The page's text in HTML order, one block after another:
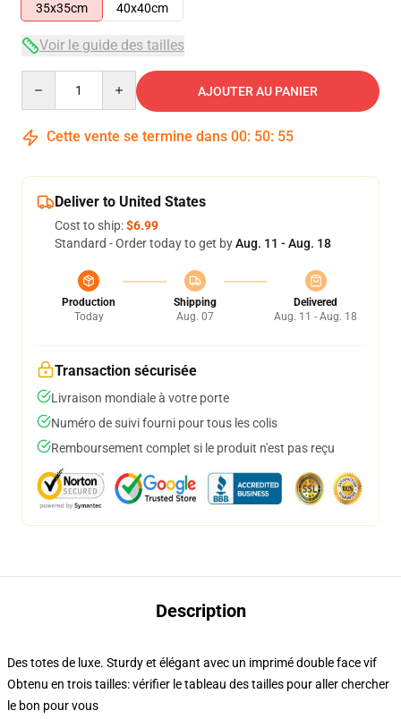
35x35cm
40x40cm
Voir le guide des tailles
AJOUTER AU PANIER
Cette vente se termine dans 00: 50: 54
Deliver to United States
Cost to ship:$6.99
Standard - Order today to get byAug. 11 - Aug. 18
Production
Today
Shipping
Aug. 07
Delivered
Aug. 11 - Aug. 18
Transaction sécurisée
Livraison mondiale à votre porte
Numéro de suivi fourni pour tous les colis
Remboursement complet si le produit n'est pas reçu
Description
Des totes de luxe. Sturdy et élégant avec un imprimé double face vif
Obtenu en trois tailles: vérifier le tableau des tailles pour aller chercher
le bon pour vous